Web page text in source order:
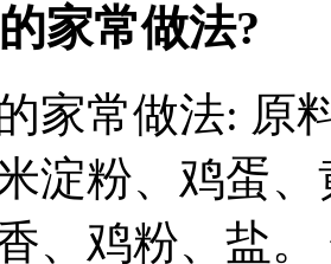
家常做法?
家常做法: 原
淀粉、鸡蛋
、鸡粉、盐